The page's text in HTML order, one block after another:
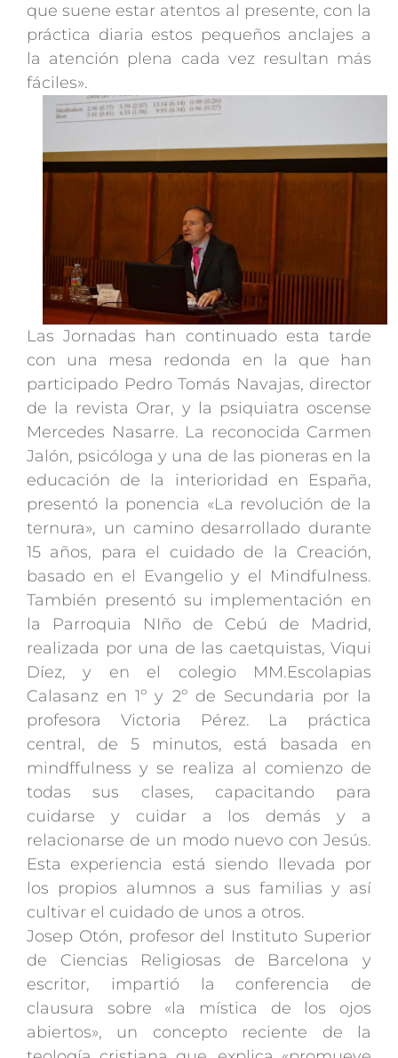
que suene estar atentos al presente, con la
práctica diaria estos pequeños anclajes a
la atención plena cada vez resultan más
fáciles».
Las Jornadas han continuado esta tarde
con una mesa redonda en la que han
participado Pedro Tomás Navajas, director
de la revista Orar, y la psiquiatra oscense
Mercedes Nasarre. La reconocida Carmen
Jalón, psicóloga y una de las pioneras en la
educación de la interioridad en España,
presentó la ponencia «La revolución de la
ternura», un camino desarrollado durante
15 años, para el cuidado de la Creación,
basado en el Evangelio y el Mindfulness.
También presentó su implementación en
la Parroquia NIño de Cebú de Madrid,
realizada por una de las caetquistas, Viqui
Díez, y en el colegio MM.Escolapias
Calasanz en 1º y 2º de Secundaria por la
profesora Victoria Pérez. La práctica
central, de 5 minutos, está basada en
mindffulness y se realiza al comienzo de
todas sus clases, capacitando para
cuidarse y cuidar a los demás y a
relacionarse de un modo nuevo con Jesús.
Esta experiencia está siendo llevada por
los propios alumnos a sus familias y así
cultivar el cuidado de unos a otros.
Josep Otón, profesor del Instituto Superior
de Ciencias Religiosas de Barcelona y
escritor, impartió la conferencia de
clausura sobre «la mística de los ojos
abiertos», un concepto reciente de la